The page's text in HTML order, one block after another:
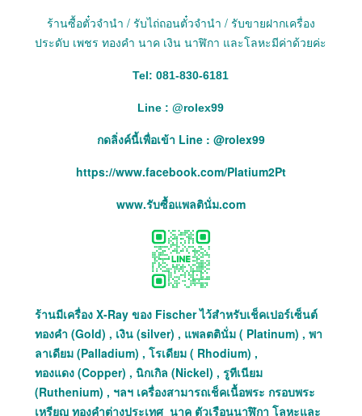
ร้านซื้อตั๋วจำนำ / รับไถ่ถอนตั๋วจำนำ / รับขายฝากเครื่อง
ประดับ เพชร ทองคำ นาค เงิน นาฬิกา และโลหะมีค่าด้วยค่ะ
Tel: 081-830-6181
Line : @rolex99
กดลิ่งค์นี้เพื่อเข้า Line : @rolex99
https://www.facebook.com/Platium2Pt
www.รับซื้อแพลตินั่ม.com
ร้านมีเครื่อง X-Ray ของ Fischer ไว้สำหรับเช็คเปอร์เซ็นต์
ทองคำ (Gold) , เงิน (silver) , แพลตตินั่ม ( Platinum) , พา
ลาเดียม (Palladium) , โรเดียม ( Rhodium) ,
ทองแดง (Copper) , นิกเกิล (Nickel) , รูทีเนียม
(Ruthenium) , ฯลฯ เครื่องสามารถเช็คเนื้อพระ กรอบพระ
เหรียญ ทองคำต่างประเทศ นาค ตัวเรือนนาฬิกา โลหะและ